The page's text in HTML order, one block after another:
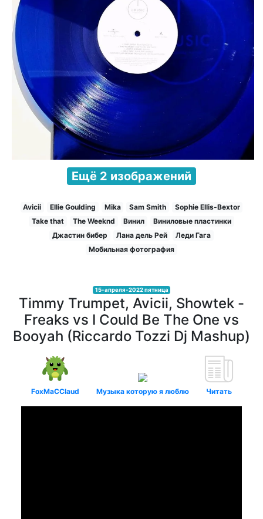
Ещё 2 изображений
Avicii Ellie Goulding Mika Sam Smith
Sophie Ellis-Bextor
Take that
The Weeknd Винил
Виниловые пластинки
Джастин бибер
Лана дель Рей
Леди Гага
Мобильная фотография
15-апреля-2022 пятница
Timmy Trumpet, Avicii, Showtek -
Freaks vs I Could Be The One vs
Booyah (Riccardo Tozzi Dj Mashup)
FoxMaCClaud Музыка которую я люблю Читать